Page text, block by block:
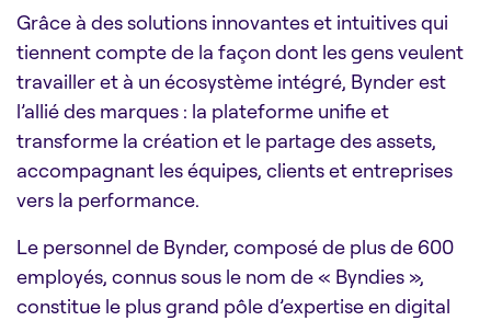
Grâce à des solutions innovantes et intuitives qui
tiennent compte de la façon dont les gens veulent
travailler et à un écosystème intégré, Bynder est
l’allié des marques : la plateforme unifie et
transforme la création et le partage des assets,
accompagnant les équipes, clients et entreprises
vers la performance.
Le personnel de Bynder, composé de plus de 600
employés, connus sous le nom de « Byndies »,
constitue le plus grand pôle d’expertise en digital